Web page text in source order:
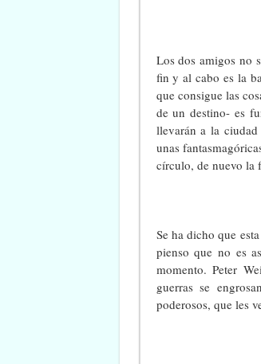
Los dos amigos no
fin y al cabo es la
que consigue las
de un destino- es
llevarán a la
unas
círculo, de nuevo la
Se ha dicho que
pienso que no es
momento. Peter
guerras se
poderosos, que les